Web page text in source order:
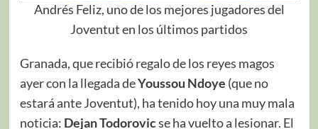
Andrés Feliz, uno de los mejores jugadores del
Joventut en los últimos partidos
Granada, que recibió regalo de los reyes magos
ayer con la llegada deYoussou Ndoye (que no
estará ante Joventut), ha tenido hoy una muy mala
noticia: Dejan Todorovicse ha vuelto a lesionar. El